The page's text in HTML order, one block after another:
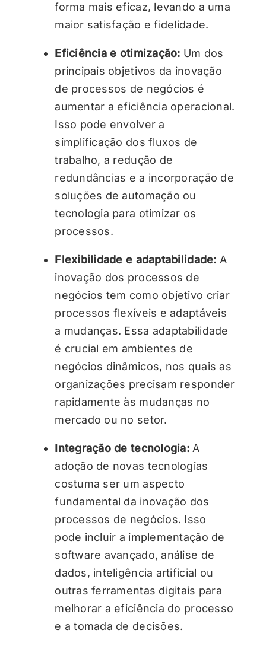
forma mais eficaz, levando a uma
maior satisfação e fidelidade.
Eficiência e otimização: Um dos
principais objetivos da inovação
de processos de negócios é
aumentar a eficiência operacional.
Isso pode envolver a
simplificação dos fluxos de
trabalho, a redução de
redundâncias e a incorporação de
soluções de automação ou
tecnologia para otimizar os
processos.
Flexibilidade e adaptabilidade: A
inovação dos processos de
negócios tem como objetivo criar
processos flexíveis e adaptáveis
a mudanças. Essa adaptabilidade
é crucial em ambientes de
negócios dinâmicos, nos quais as
organizações precisam responder
rapidamente às mudanças no
mercado ou no setor.
Integração de tecnologia:A
adoção de novas tecnologias
costuma ser um aspecto
fundamental da inovação dos
processos de negócios. Isso
pode incluir a implementação de
software avançado, análise de
dados, inteligência artificial ou
outras ferramentas digitais para
melhorar a eficiência do processo
e a tomada de decisões.